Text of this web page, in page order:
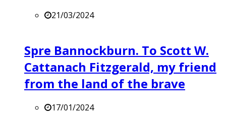
21/03/2024
Spre Bannockburn. To Scott W.
Cattanach Fitzgerald, my friend
from the land of the brave
17/01/2024